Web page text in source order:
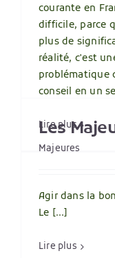
courante en
difficile, parce
plus de
réalité, c'est
problématique
conseil en un
Lire plus
Les
Majeures
Agir dans la
Le [...]
Lire plus